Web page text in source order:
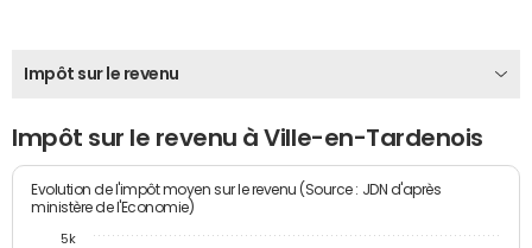
Impôt sur le revenu
Impôt sur le revenu à Ville-en-Tardenois
Evolution de l'impôt moyen sur le revenu (Source : JDN d'après
ministère de l'Economie)
5k